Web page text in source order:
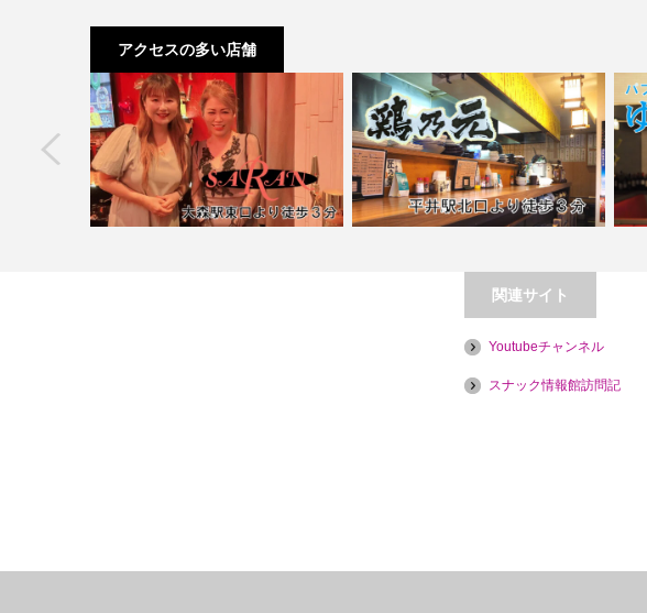
アクセスの多い店舗
【平井】鶏乃元【喫煙目的店】
関連サイト
Youtubeチャンネル
スナック情報館訪問記